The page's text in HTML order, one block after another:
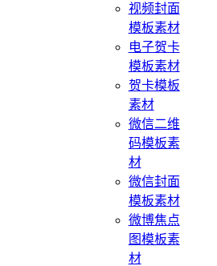
视频封面
模板素材
电子贺卡
模板素材
贺卡模板
素材
微信二维
码模板素
材
微信封面
模板素材
微博焦点
图模板素
材